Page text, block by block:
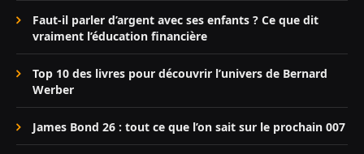
Faut-il parler d’argent avec ses enfants ? Ce que dit
vraiment l’éducation financière
Top 10 des livres pour découvrir l’univers de Bernard
Werber
James Bond 26 : tout ce que l’on sait sur le prochain 007